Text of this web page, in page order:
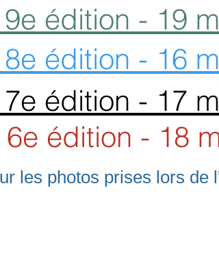
édition - 19
édition - 16
édition - 17
édition - 18
les photos prises lors de